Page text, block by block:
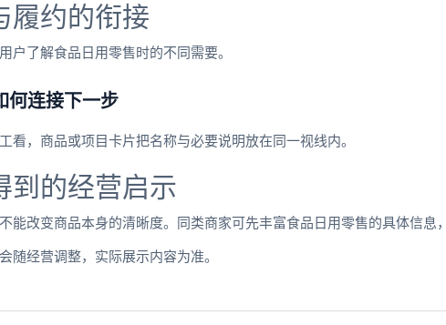
履约的衔接
户了解食品日用零售时的不同需要。
何连接下一步
看，商品或项目卡片把名称与必要说明放在同一视线内。
到的经营启示
能改变商品本身的清晰度。同类商家可先丰富食品日用零售的具体信息
随经营调整，实际展示内容为准。